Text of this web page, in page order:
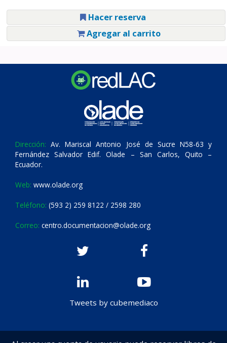
Hacer reserva
Agregar al carrito
Dirección: Av. Mariscal Antonio José de Sucre N58-63 y
Fernández Salvador Edif. Olade – San Carlos, Quito –
Ecuador.
Web: www.olade.org
Teléfono: (593 2) 259 8122 / 2598 280
Correo: centro.documentacion@olade.org
Tweets by cubemediaco